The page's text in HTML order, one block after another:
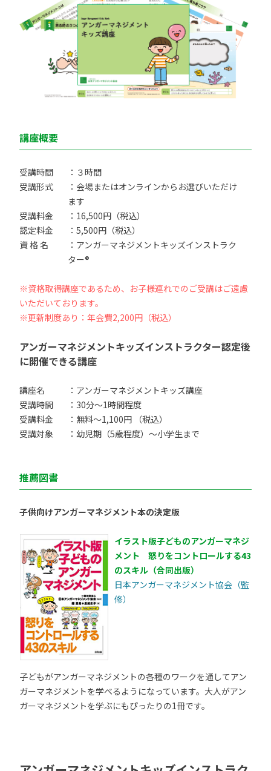
講座概要
受講時間
：３時間
受講形式
：会場またはオンラインからお選びいただけ
ます
受講料金
：16,500円（税込）
認定料金
：5,500円（税込）
資 格 名
：アンガーマネジメントキッズインストラク
ター®
※資格取得講座であるため、お子様連れでのご受講はご遠慮
いただいております。
※更新制度あり：年会費2,200円（税込）
アンガーマネジメントキッズインストラクター認定後
に開催できる講座
講座名
：アンガーマネジメントキッズ講座
受講時間
：30分〜1時間程度
受講料金
：無料〜1,100円 （税込）
受講対象
：幼児期（5歳程度）〜小学生まで
推薦図書
子供向けアンガーマネジメント本の決定版
イラスト版子どものアンガーマネジ
メント 怒りをコントロールする43
のスキル（合同出版）
日本アンガーマネジメント協会（監
修）
子どもがアンガーマネジメントの各種のワークを通してアン
ガーマネジメントを学べるようになっています。大人がアン
ガーマネジメントを学ぶにもぴったりの1冊です。